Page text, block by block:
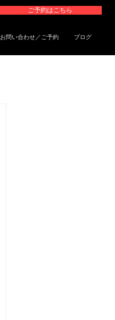
ご予約はこちら
お問い合わせ／ご予約 ブログ